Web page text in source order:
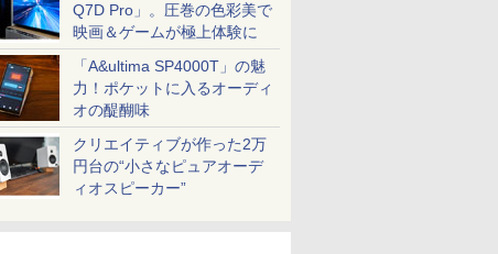
Q7D Pro」。圧巻の色彩美で
映画＆ゲームが極上体験に
「A&ultima SP4000T」の魅
力！ポケットに入るオーディ
オの醍醐味
クリエイティブが作った2万
円台の“小さなピュアオーデ
ィオスピーカー”